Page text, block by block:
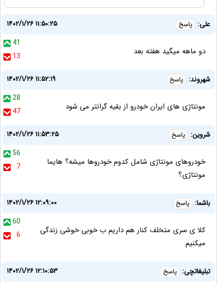
علی: پاسخ
۱۴۰۲/۱/۲۶ ۱۱:۵۰:۲۵
41
13
دو ماهه میگید هفته بعد
شهروند: پاسخ
۱۴۰۲/۱/۲۶ ۱۱:۵۲:۱۹
28
47
مونتاژی های ایران خودرو از بقیه گرانتر می شود
شروین: پاسخ
۱۴۰۲/۱/۲۶ ۱۱:۵۳:۲۵
56
7
خودروهای مونتاژی شامل کدوم خودروها میشه؟ هایما
مونتاژی؟
باشما: پاسخ
۱۴۰۲/۱/۲۶ ۱۲:۰۹:۰۰
60
6
کلا ی سری متخلف کنار هم داریم ب خوبی خوشی زندگی
میکنیم
تبلیغاتچی: پاسخ
۱۴۰۲/۱/۲۶ ۱۲:۱۰:۵۳